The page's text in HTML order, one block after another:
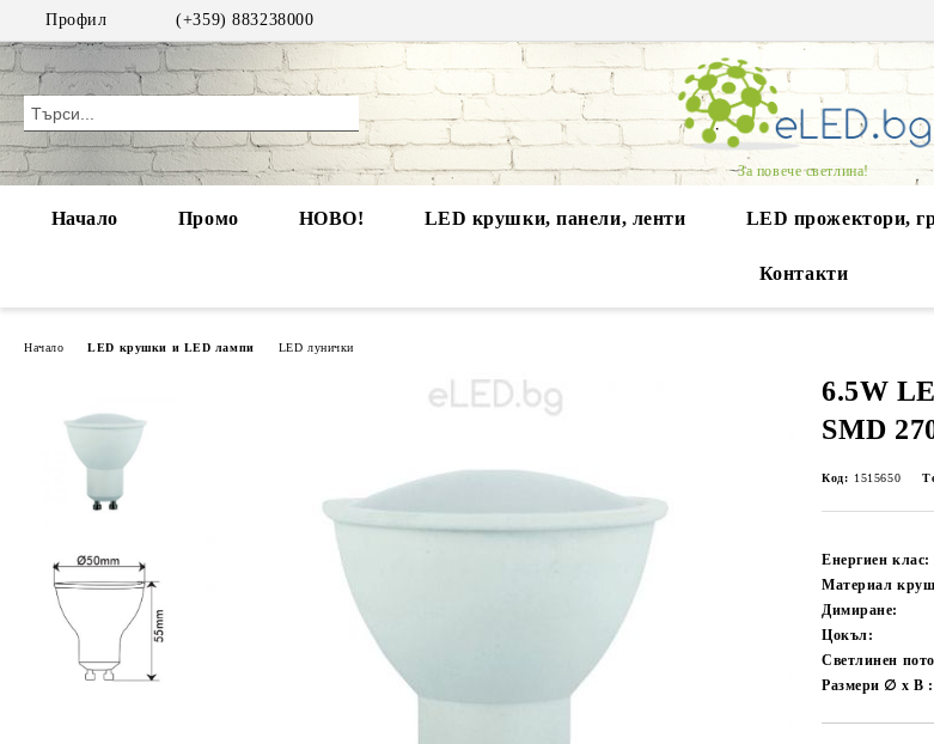
Профил (+359) 883238000
За повече светлина!
Начало Промо НОВО! LED крушки, панели, ленти LED прожектори,
Контакти
Начало LED крушки и LED лампи LED лунички
6.5W
SMD
Код: 1515650
Енергиен клас:
Материал
Димиране:
Цокъл:
Светлинен
Размери ∅ x В :